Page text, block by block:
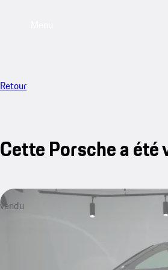
Retour
Cette Porsche a été
vendu